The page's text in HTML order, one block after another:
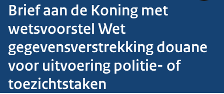
Brief aan de Koning met
wetsvoorstel Wet
gegevensverstrekking douane
voor uitvoering politie- of
toezichtstaken